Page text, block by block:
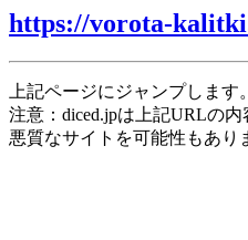
https://vorota-
上記ページにジャンプしま
注意：diced.jpは上記URLの内
悪質なサイトを可能性もあ